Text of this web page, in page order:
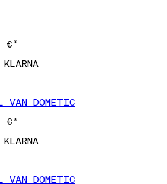
€*
VAN DOMETIC
€*
VAN DOMETIC